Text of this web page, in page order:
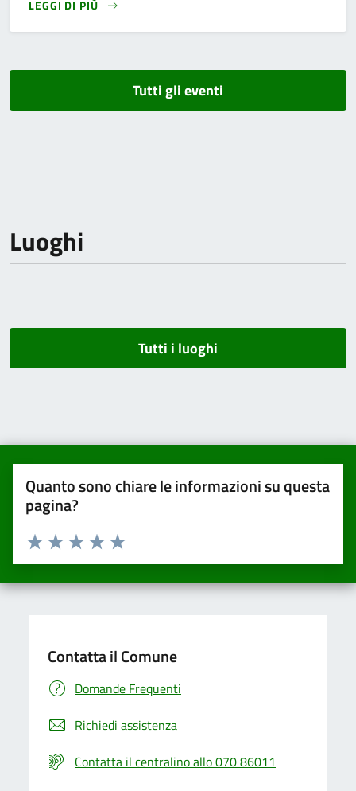
LEGGI DI PIÙ
Tutti gli eventi
Luoghi
Tutti i luoghi
Quanto sono chiare le informazioni su questa
pagina?
Valuta da 1 a 5 stelle la pagina
Valuta 5 stelle su 5
Valuta 4 stelle su 5
Valuta 3 stelle su 5
Valuta 2 stelle su 5
Valuta una stella su 5
Contatta il Comune
Domande Frequenti
Richiedi assistenza
Contatta il centralino allo 070 86011